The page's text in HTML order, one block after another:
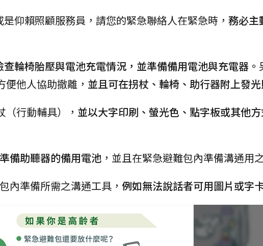
是仰賴照顧服務員，請您的緊急聯絡人在緊急時， 務必主
查輪椅胎壓與電池充電情況，並準備備用電池與充電器。
他人協助撤離， 並且可在拐杖、輪椅、助行器附上發
行動輔具）， 並以大字印刷、螢光色、點字板或其他
準備助聽器的備用電池 ，並且在緊急避難包內準備溝通用
內準備所需之溝通工具， 例如無法說話者可用圖片或字